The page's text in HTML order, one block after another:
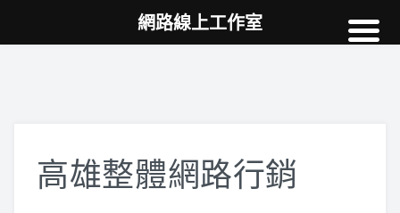
高雄網頁設計
NEWS
高雄整體網路行銷
網路線上工作室